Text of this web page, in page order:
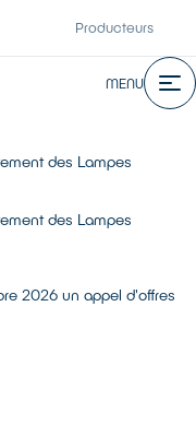
Producteurs
MENU
des Lampes
des Lampes
2026 un appel d'offres